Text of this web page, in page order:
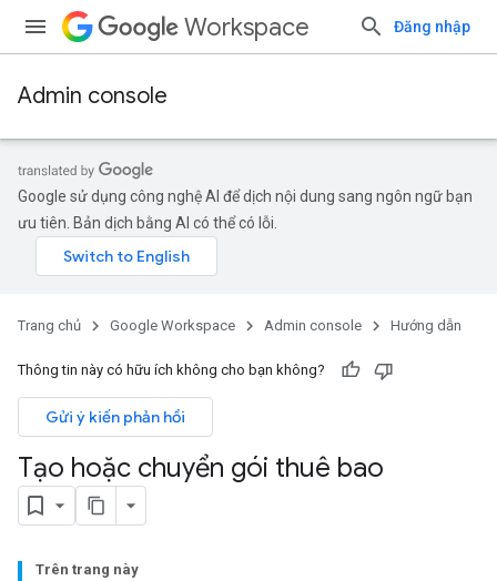
Workspace Đăng nhập
Admin console
Google sử dụng công nghệ AI để dịch nội dung sang ngôn ngữ bạn
ưu tiên. Bản dịch bằng AI có thể có lỗi.
Trang chủ Google Workspace Admin console Hướng dẫn
Thông tin này có hữu ích không cho bạn không?
Gửi ý kiến phản hồi
Tạo hoặc chuyển gói thuê bao
Trên trang này